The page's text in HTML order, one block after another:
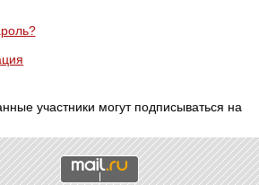
участники могут подписываться на